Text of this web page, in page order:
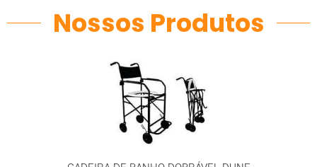
Nossos Produtos